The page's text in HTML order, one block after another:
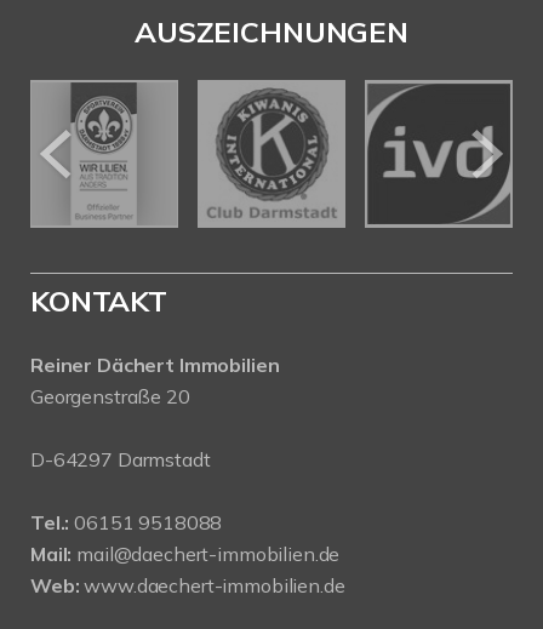
AUSZEICHNUNGEN
KONTAKT
Reiner Dächert Immobilien
Georgenstraße 20
D-64297 Darmstadt
Tel.: 06151 9518088
Mail: mail@daechert-immobilien.de
Web: www.daechert-immobilien.de